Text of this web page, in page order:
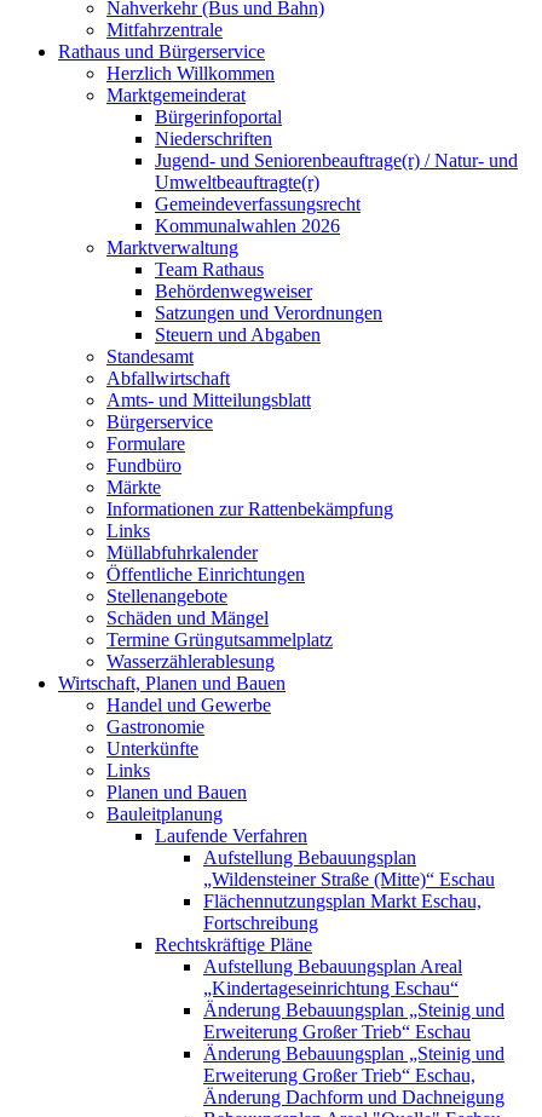
Nahverkehr (Bus und Bahn)
Mitfahrzentrale
Rathaus und Bürgerservice
Herzlich Willkommen
Marktgemeinderat
Bürgerinfoportal
Niederschriften
Jugend- und Seniorenbeauftrage(r) / Natur- und
Umweltbeauftragte(r)
Gemeindeverfassungsrecht
Kommunalwahlen 2026
Marktverwaltung
Team Rathaus
Behördenwegweiser
Satzungen und Verordnungen
Steuern und Abgaben
Standesamt
Abfallwirtschaft
Amts- und Mitteilungsblatt
Bürgerservice
Formulare
Fundbüro
Märkte
Informationen zur Rattenbekämpfung
Links
Müllabfuhrkalender
Öffentliche Einrichtungen
Stellenangebote
Schäden und Mängel
Termine Grüngutsammelplatz
Wasserzählerablesung
Wirtschaft, Planen und Bauen
Handel und Gewerbe
Gastronomie
Unterkünfte
Links
Planen und Bauen
Bauleitplanung
Laufende Verfahren
Aufstellung Bebauungsplan
„Wildensteiner Straße (Mitte)“ Eschau
Flächennutzungsplan Markt Eschau,
Fortschreibung
Rechtskräftige Pläne
Aufstellung Bebauungsplan Areal
„Kindertageseinrichtung Eschau“
Änderung Bebauungsplan „Steinig und
Erweiterung Großer Trieb“ Eschau
Änderung Bebauungsplan „Steinig und
Erweiterung Großer Trieb“ Eschau,
Änderung Dachform und Dachneigung